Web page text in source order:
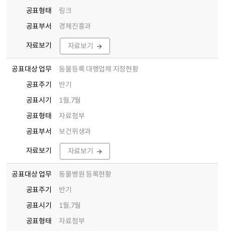
공표형태
링크
공표부서
경제진흥과
자료보기 자료보기
공표대상 업무
동물등록 대행업체 지정현황
공표주기
반기
공표시기
1월,7월
공표형태
자료첨부
공표부서
보건위생과
자료보기 자료보기
공표대상 업무
동물병원 등록현황
공표주기
반기
공표시기
1월,7월
공표형태
자료첨부